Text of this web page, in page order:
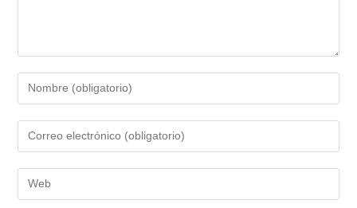
Introduce
tu
nombre
de
usuario
Introduce
tu
dirección
de
Introduce
la